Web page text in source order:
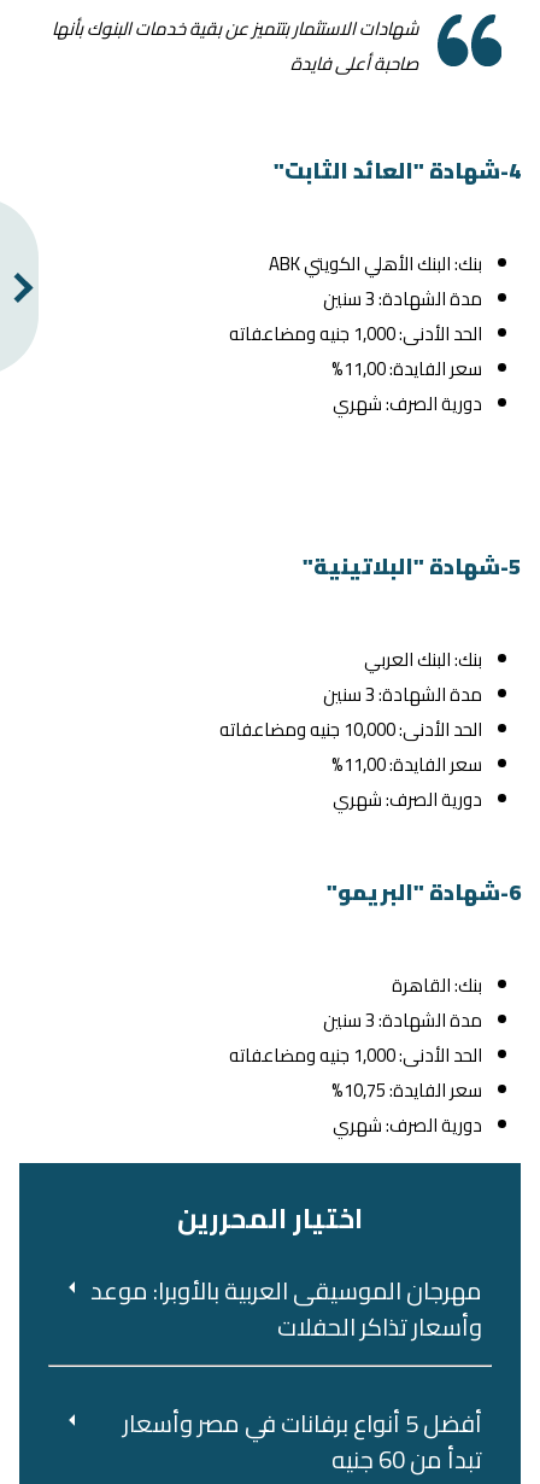
شهادات الاستثمار بتتميز عن بقية خدمات البنوك بأنها
صاحبة أعلى فايدة
4-شهادة "العائد الثابت"
بنك: البنك الأهلي الكويتي ABK
مدة الشهادة: 3 سنين
الحد الأدنى: 1,000 جنيه ومضاعفاته
سعر الفايدة: 11,00%
دورية الصرف: شهري
5-شهادة "البلاتينية"
بنك: البنك العربي
مدة الشهادة: 3 سنين
الحد الأدنى: 10,000 جنيه ومضاعفاته
سعر الفايدة: 11,00%
دورية الصرف: شهري
6-شهادة "البريمو"
بنك: القاهرة
مدة الشهادة: 3 سنين
الحد الأدنى: 1,000 جنيه ومضاعفاته
سعر الفايدة: 10,75%
دورية الصرف: شهري
اختيار المحررين
مهرجان الموسيقى العربية بالأوبرا: موعد
وأسعار تذاكر الحفلات
أفضل 5 أنواع برفانات في مصر وأسعار
تبدأ من 60 جنيه